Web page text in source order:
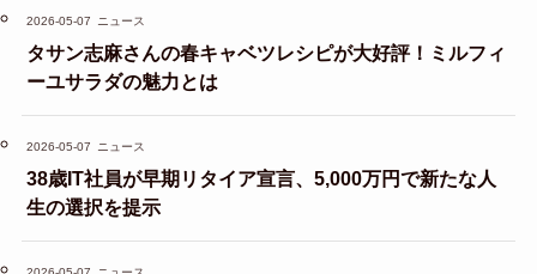
2026-05-07 ニュース
タサン志麻さんの春キャベツレシピが大好評！ミルフィ
ーユサラダの魅力とは
2026-05-07 ニュース
38歳IT社員が早期リタイア宣言、5,000万円で新たな人
生の選択を提示